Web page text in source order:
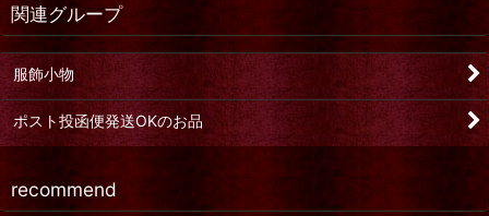
関連グループ
服飾小物
ポスト投函便発送OKのお品
recommend